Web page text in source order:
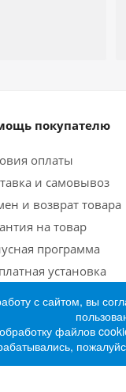
покупателю
оплаты
и самовывоз
и возврат товара
на товар
программа
установка
с сайтом, вы
файлов